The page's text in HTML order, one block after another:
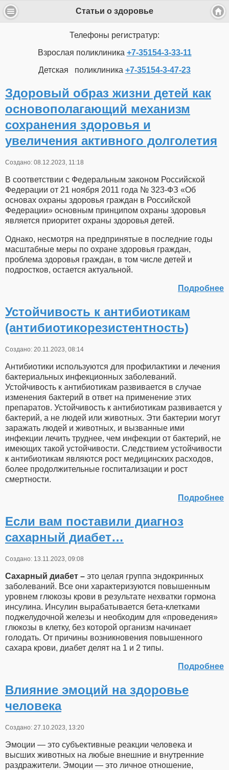
Статьи о здоровье
Телефоны регистратур:
Взрослая поликлиника +7-35154-3-33-11
Детская поликлиника +7-35154-3-47-23
Здоровый образ жизни детей как
основополагающий механизм
сохранения здоровья и
увеличения активного долголетия
Создано: 08.12.2023, 11:18
В соответствии с Федеральным законом Российской
Федерации от 21 ноября 2011 года № 323-ФЗ «Об
основах охраны здоровья граждан в Российской
Федерации» основным принципом охраны здоровья
является приоритет охраны здоровья детей.
Однако, несмотря на предпринятые в последние годы
масштабные меры по охране здоровья граждан,
проблема здоровья граждан, в том числе детей и
подростков, остается актуальной.
Подробнее
Устойчивость к антибиотикам
(антибиотикорезистентность)
Создано: 20.11.2023, 08:14
Антибиотики используются для профилактики и лечения
бактериальных инфекционных заболеваний.
Устойчивость к антибиотикам развивается в случае
изменения бактерий в ответ на применение этих
препаратов. Устойчивость к антибиотикам развивается у
бактерий, а не людей или животных. Эти бактерии могут
заражать людей и животных, и вызванные ими
инфекции лечить труднее, чем инфекции от бактерий, не
имеющих такой устойчивости. Следствием устойчивости
к антибиотикам являются рост медицинских расходов,
более продолжительные госпитализации и рост
смертности.
Подробнее
Если вам поставили диагноз
сахарный диабет…
Создано: 13.11.2023, 09:08
Сахарный диабет – это целая группа эндокринных
заболеваний. Все они характеризуются повышенным
уровнем глюкозы крови в результате нехватки гормона
инсулина. Инсулин вырабатывается бета-клетками
поджелудочной железы и необходим для «проведения»
глюкозы в клетку, без которой организм начинает
голодать. От причины возникновения повышенного
сахара крови, диабет делят на 1 и 2 типы.
Подробнее
Влияние эмоций на здоровье
человека
Создано: 27.10.2023, 13:20
Эмоции — это субъективные реакции человека и
высших животных на любые внешние и внутренние
раздражители. Эмоции — это личное отношение,